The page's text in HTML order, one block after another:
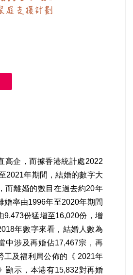
高企，而據香港統計處2022
2021年期間，結婚的數字大
而離婚的數目在過去約20年
婚率由1996年至2020年期間
9,473份猛增至16,020份，增
年數字來看，結婚人數為
中涉及再婚佔17,467宗，再
工及福利局公佈的《 2021年
顯示，本港有15,832對再婚